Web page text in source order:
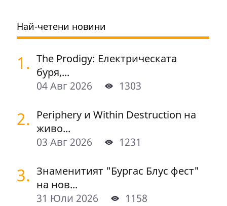
Най-четени новини
1. The Prodigy: Електрическата
буря,...
04 Авг 2026
1303
2. Periphery и Within Destruction на
живо...
03 Авг 2026
1231
3. Знаменитият "Бургас Блус фест"
на нов...
31 Юли 2026
1158